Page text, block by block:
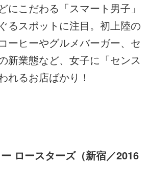
にこだわる「スマート男子」
るスポットに注目。初上陸の
ーヒーやグルメバーガー、セ
新業態など、女子に「センス
れるお店ばかり！
ロースターズ（新宿／2016